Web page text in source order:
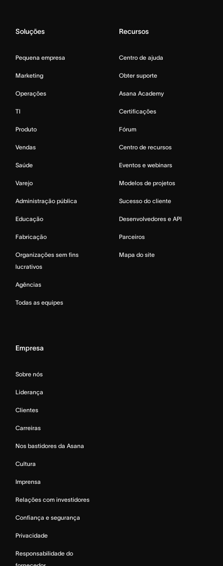
Soluções
Pequena empresa
Marketing
Operações
TI
Produto
Vendas
Saúde
Varejo
Administração pública
Educação
Fabricação
Organizações sem fins
lucrativos
Agências
Todas as equipes
Recursos
Centro de ajuda
Obter suporte
Asana Academy
Certificações
Fórum
Centro de recursos
Eventos e webinars
Modelos de projetos
Sucesso do cliente
Desenvolvedores e API
Parceiros
Mapa do site
Empresa
Sobre nós
Liderança
Clientes
Carreiras
Nos bastidores da Asana
Cultura
Imprensa
Relações com investidores
Confiança e segurança
Privacidade
Responsabilidade do